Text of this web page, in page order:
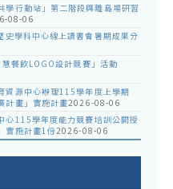
學行動站」第二階段與離島場研習
08-06
學科中心線上讀書會暑期成果分
餐飲LOGO設計競賽」活動
資源中心辦理115學年度上學期
計畫」實施計畫2026-08-06
心115學年度能力競賽培訓公開授
實施計畫1份2026-08-06